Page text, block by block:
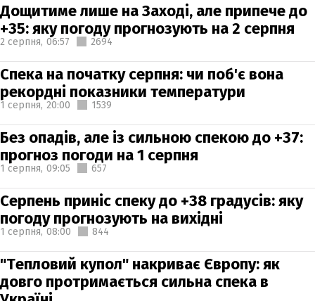
Дощитиме лише на Заході, але припече до
+35: яку погоду прогнозують на 2 серпня
2 серпня, 06:57 2694
Спека на початку серпня: чи поб'є вона
рекордні показники температури
1 серпня, 20:00 1539
Без опадів, але із сильною спекою до +37:
прогноз погоди на 1 серпня
1 серпня, 09:05 657
Серпень приніс спеку до +38 градусів: яку
погоду прогнозують на вихідні
1 серпня, 08:00 844
"Тепловий купол" накриває Європу: як
довго протримається сильна спека в